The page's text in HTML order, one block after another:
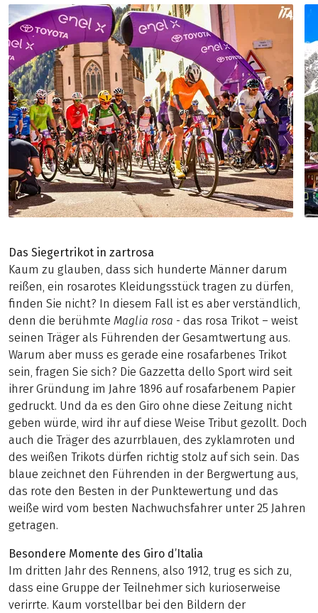
Das Siegertrikot in zartrosa
Kaum zu glauben, dass sich hunderte Männer darum
reißen, ein rosarotes Kleidungsstück tragen zu dürfen,
finden Sie nicht? In diesem Fall ist es aber verständlich,
denn die berühmte Maglia rosa - das rosa Trikot – weist
seinen Träger als Führenden der Gesamtwertung aus.
Warum aber muss es gerade eine rosafarbenes Trikot
sein, fragen Sie sich? Die Gazzetta dello Sport wird seit
ihrer Gründung im Jahre 1896 auf rosafarbenem Papier
gedruckt. Und da es den Giro ohne diese Zeitung nicht
geben würde, wird ihr auf diese Weise Tribut gezollt. Doch
auch die Träger des azurrblauen, des zyklamroten und
des weißen Trikots dürfen richtig stolz auf sich sein. Das
blaue zeichnet den Führenden in der Bergwertung aus,
das rote den Besten in der Punktewertung und das
weiße wird vom besten Nachwuchsfahrer unter 25 Jahren
getragen.
Besondere Momente des Giro d’Italia
Im dritten Jahr des Rennens, also 1912, trug es sich zu,
dass eine Gruppe der Teilnehmer sich kurioserweise
verirrte. Kaum vorstellbar bei den Bildern der